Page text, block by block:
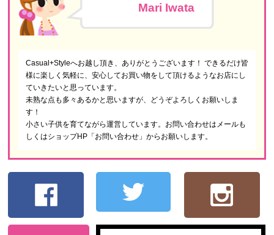
Mari Iwata
Casual+Styleへお越し頂き、ありがとうございます！ できるだけ皆
様に楽しく気軽に、安心してお買い物をして頂けるようなお店にし
ていきたいと思っています。
未熟な点も多々あるかと思いますが、どうぞよろしくお願いしま
す！
小さい子供を育てながら運営しています。お問い合わせはメールも
しくはショップHP「お問い合わせ」からお願いします。